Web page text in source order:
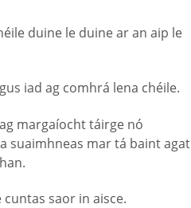
duine le duine ar an aip le
iad ag comhrá lena chéile.
margaíocht táirge nó
suaimhneas mar tá baint agat
saor in aisce.